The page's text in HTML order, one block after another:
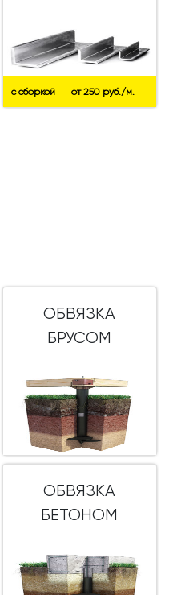
с сборкой от 250 руб./м.
ОБВЯЗКА
БРУСОМ
ОБВЯЗКА
БЕТОНОМ